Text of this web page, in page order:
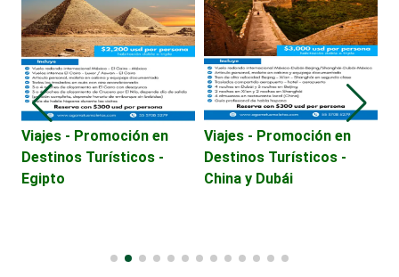
Compresores de aire
Computadoras
Conferencias Empresariales
Viajes - Promoción en
Destinos Turísticos -
Egipto
Viajes - Promoción en
Destinos Turísticos -
China y Dubái